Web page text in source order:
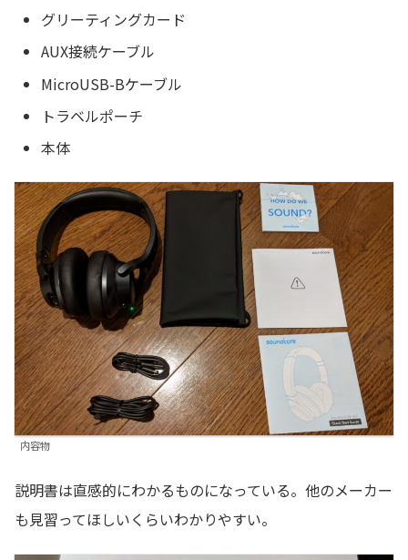
グリーティングカード
AUX接続ケーブル
MicroUSB-Bケーブル
トラベルポーチ
本体
内容物
説明書は直感的にわかるものになっている。他のメーカー
も見習ってほしいくらいわかりやすい。